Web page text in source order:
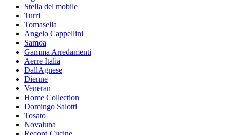
Stella del mobile
Turri
Tomasella
Angelo Cappellini
Samoa
Gamma Arredamenti
Aerre Italia
DallAgnese
Dienne
Veneran
Home Collection
Domingo Salotti
Tosato
Novaluna